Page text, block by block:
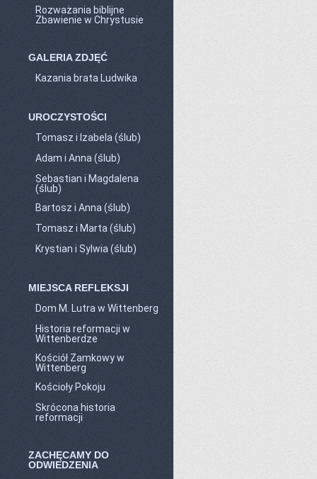
Rozważania biblijne
Zbawienie w Chrystusie
GALERIA ZDJĘĆ
Kazania brata Ludwika
UROCZYSTOŚCI
Tomasz i Izabela (ślub)
Adam i Anna (ślub)
Sebastian i Magdalena
(ślub)
Bartosz i Anna (ślub)
Tomasz i Marta (ślub)
Krystian i Sylwia (ślub)
MIEJSCA REFLEKSJI
Dom M. Lutra w Wittenberg
Historia reformacji w
Wittenberdze
Kościół Zamkowy w
Wittenberg
Kościoły Pokoju
Skrócona historia
reformacji
ZACHĘCAMY DO
ODWIEDZENIA